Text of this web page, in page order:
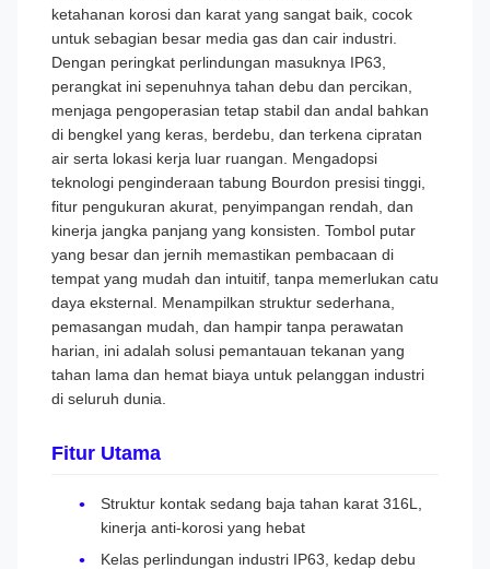
ketahanan korosi dan karat yang sangat baik, cocok
untuk sebagian besar media gas dan cair industri.
Dengan peringkat perlindungan masuknya IP63,
perangkat ini sepenuhnya tahan debu dan percikan,
menjaga pengoperasian tetap stabil dan andal bahkan
di bengkel yang keras, berdebu, dan terkena cipratan
air serta lokasi kerja luar ruangan. Mengadopsi
teknologi penginderaan tabung Bourdon presisi tinggi,
fitur pengukuran akurat, penyimpangan rendah, dan
kinerja jangka panjang yang konsisten. Tombol putar
yang besar dan jernih memastikan pembacaan di
tempat yang mudah dan intuitif, tanpa memerlukan catu
daya eksternal. Menampilkan struktur sederhana,
pemasangan mudah, dan hampir tanpa perawatan
harian, ini adalah solusi pemantauan tekanan yang
tahan lama dan hemat biaya untuk pelanggan industri
di seluruh dunia.
Fitur Utama
Struktur kontak sedang baja tahan karat 316L,
kinerja anti-korosi yang hebat
Kelas perlindungan industri IP63, kedap debu